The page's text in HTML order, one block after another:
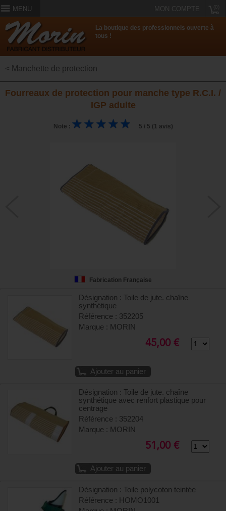
MENU MON COMPTE
La boutique des professionnels ouverte à
tous !
< Manchette de protection
Fourreaux de protection pour manche type R.C.I. /
IGP adulte
Note : 5 / 5 (1 avis)
Fabrication Française
Désignation : Toile de jute. chaîne
synthétique
Référence : 352205
Marque : MORIN
45,00 €
Ajouter au panier
Désignation : Toile de jute. chaîne
synthétique avec renfort plastique pour
centrage
Référence : 352204
Marque : MORIN
51,00 €
Ajouter au panier
Désignation : Toile polycoton teintée
Référence : HOMO1001